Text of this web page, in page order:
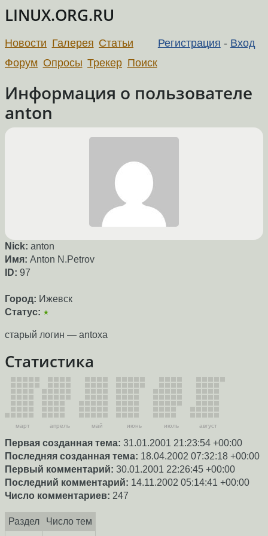
LINUX.ORG.RU
Регистрация - Вход
Новости Галерея Статьи
Форум Опросы Трекер Поиск
Информация о пользователе
anton
Nick: anton
Имя: Anton N.Petrov
ID: 97
Город: Ижевск
Статус: ★
старый логин — antoxa
Статистика
март апрель май июнь июль август
Первая созданная тема: 31.01.2001 21:23:54 +00:00
Последняя созданная тема: 18.04.2002 07:32:18 +00:00
Первый комментарий: 30.01.2001 22:26:45 +00:00
Последний комментарий: 14.11.2002 05:14:41 +00:00
Число комментариев: 247
Раздел
Число тем